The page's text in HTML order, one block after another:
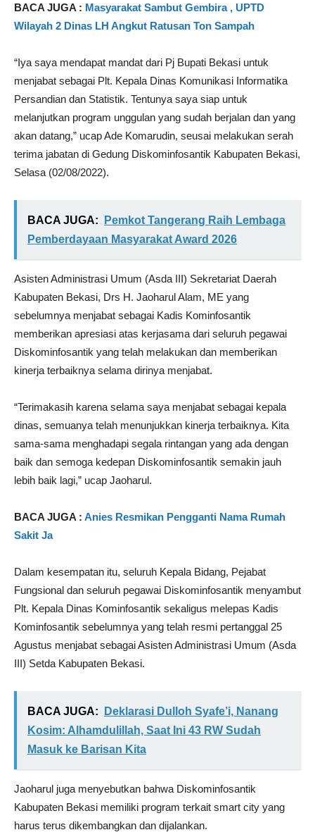
BACA JUGA : Masyarakat Sambut Gembira , UPTD
Wilayah 2 Dinas LH Angkut Ratusan Ton Sampah
“Iya saya mendapat mandat dari Pj Bupati Bekasi untuk
menjabat sebagai Plt. Kepala Dinas Komunikasi Informatika
Persandian dan Statistik. Tentunya saya siap untuk
melanjutkan program unggulan yang sudah berjalan dan yang
akan datang,” ucap Ade Komarudin, seusai melakukan serah
terima jabatan di Gedung Diskominfosantik Kabupaten Bekasi,
Selasa (02/08/2022).
BACA JUGA:
Pemkot Tangerang Raih Lembaga
Pemberdayaan Masyarakat Award 2026
Asisten Administrasi Umum (Asda III) Sekretariat Daerah
Kabupaten Bekasi, Drs H. Jaoharul Alam, ME yang
sebelumnya menjabat sebagai Kadis Kominfosantik
memberikan apresiasi atas kerjasama dari seluruh pegawai
Diskominfosantik yang telah melakukan dan memberikan
kinerja terbaiknya selama dirinya menjabat.
“Terimakasih karena selama saya menjabat sebagai kepala
dinas, semuanya telah menunjukkan kinerja terbaiknya. Kita
sama-sama menghadapi segala rintangan yang ada dengan
baik dan semoga kedepan Diskominfosantik semakin jauh
lebih baik lagi,” ucap Jaoharul.
BACA JUGA : Anies Resmikan Pengganti Nama Rumah
Sakit Ja
Dalam kesempatan itu, seluruh Kepala Bidang, Pejabat
Fungsional dan seluruh pegawai Diskominfosantik menyambut
Plt. Kepala Dinas Kominfosantik sekaligus melepas Kadis
Kominfosantik sebelumnya yang telah resmi pertanggal 25
Agustus menjabat sebagai Asisten Administrasi Umum (Asda
III) Setda Kabupaten Bekasi.
BACA JUGA:
Deklarasi Dulloh Syafe’i, Nanang
Kosim: Alhamdulillah, Saat Ini 43 RW Sudah
Masuk ke Barisan Kita
Jaoharul juga menyebutkan bahwa Diskominfosantik
Kabupaten Bekasi memiliki program terkait smart city yang
harus terus dikembangkan dan dijalankan.